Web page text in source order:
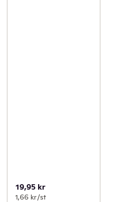
19,95 kr
1,66 kr /st